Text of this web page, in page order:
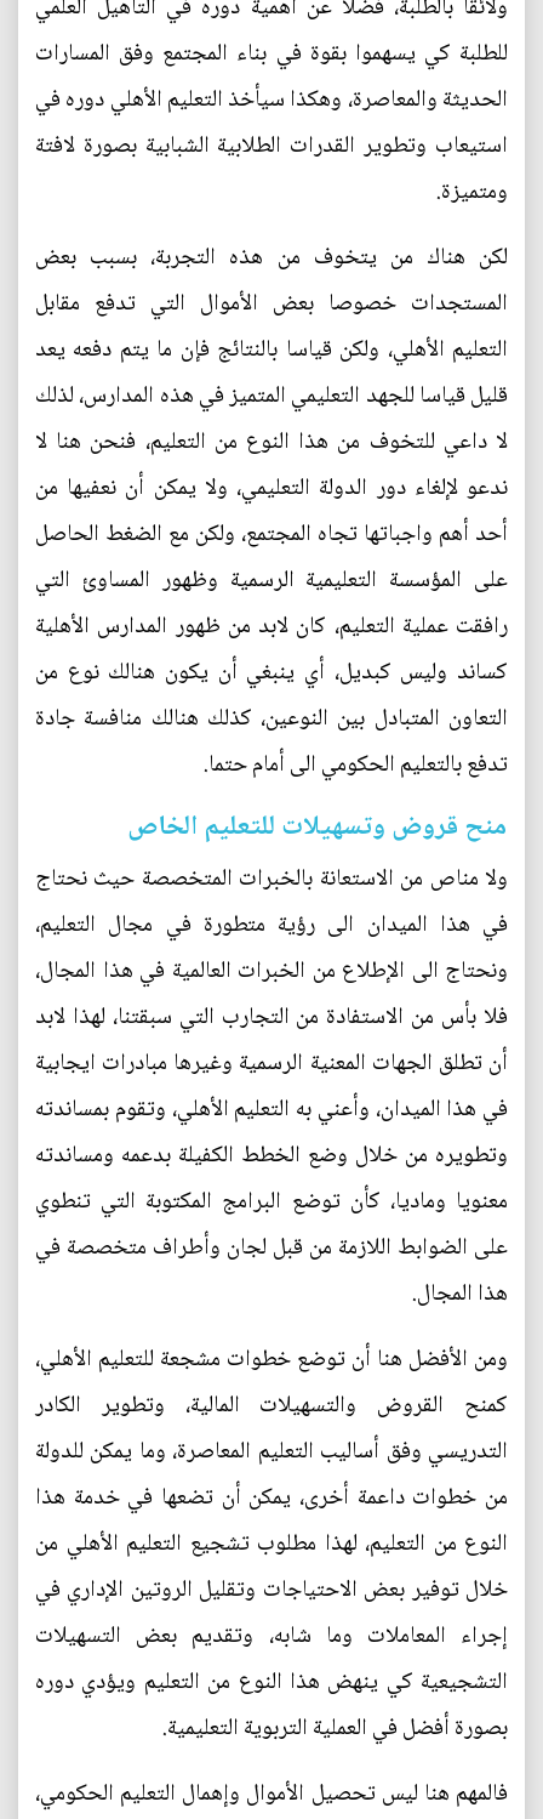
للطلبة كي يسهموا بقوة في بناء المجتمع وفق المسارات
الحديثة والمعاصرة، وهكذا سيأخذ التعليم الأهلي دوره في
استيعاب وتطوير القدرات الطلابية الشبابية بصورة لافتة
ومتميزة.
لكن هناك من يتخوف من هذه التجربة، بسبب بعض
المستجدات خصوصا بعض الأموال التي تدفع مقابل
التعليم الأهلي، ولكن قياسا بالنتائج فإن ما يتم دفعه يعد
قليل قياسا للجهد التعليمي المتميز في هذه المدارس، لذلك
لا داعي للتخوف من هذا النوع من التعليم، فنحن هنا لا
ندعو لإلغاء دور الدولة التعليمي، ولا يمكن أن نعفيها من
أحد أهم واجباتها تجاه المجتمع، ولكن مع الضغط الحاصل
على المؤسسة التعليمية الرسمية وظهور المساوئ التي
رافقت عملية التعليم، كان لابد من ظهور المدارس الأهلية
كساند وليس كبديل، أي ينبغي أن يكون هنالك نوع من
التعاون المتبادل بين النوعين، كذلك هنالك منافسة جادة
تدفع بالتعليم الحكومي الى أمام حتما.
منح قروض وتسهيلات للتعليم الخاص
ولا مناص من الاستعانة بالخبرات المتخصصة حيث نحتاج
في هذا الميدان الى رؤية متطورة في مجال التعليم،
ونحتاج الى الإطلاع من الخبرات العالمية في هذا المجال،
فلا بأس من الاستفادة من التجارب التي سبقتنا، لهذا لابد
أن تطلق الجهات المعنية الرسمية وغيرها مبادرات ايجابية
في هذا الميدان، وأعني به التعليم الأهلي، وتقوم بمساندته
وتطويره من خلال وضع الخطط الكفيلة بدعمه ومساندته
معنويا وماديا، كأن توضع البرامج المكتوبة التي تنطوي
على الضوابط اللازمة من قبل لجان وأطراف متخصصة في
هذا المجال.
ومن الأفضل هنا أن توضع خطوات مشجعة للتعليم الأهلي،
كمنح القروض والتسهيلات المالية، وتطوير الكادر
التدريسي وفق أساليب التعليم المعاصرة، وما يمكن للدولة
من خطوات داعمة أخرى، يمكن أن تضعها في خدمة هذا
النوع من التعليم، لهذا مطلوب تشجيع التعليم الأهلي من
خلال توفير بعض الاحتياجات وتقليل الروتين الإداري في
إجراء المعاملات وما شابه، وتقديم بعض التسهيلات
التشجيعية كي ينهض هذا النوع من التعليم ويؤدي دوره
بصورة أفضل في العملية التربوية التعليمية.
فالمهم هنا ليس تحصيل الأموال وإهمال التعليم الحكومي،